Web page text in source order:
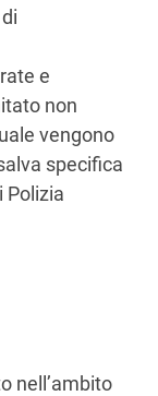
e
non
vengono
specifica
Polizia
nell’ambito